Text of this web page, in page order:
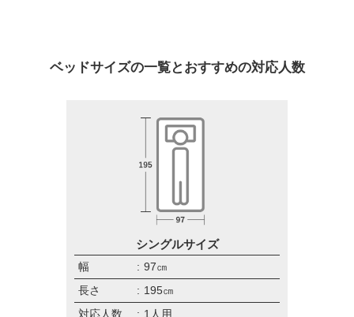
ベッドサイズの一覧とおすすめの対応人数
シングルサイズ
幅
97㎝
長さ
195㎝
対応人数
1人用